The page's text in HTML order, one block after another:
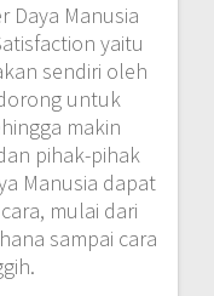
Daya Manusia
yaitu
sendiri oleh
untuk
makin
pihak-pihak
Manusia dapat
mulai dari
sampai cara